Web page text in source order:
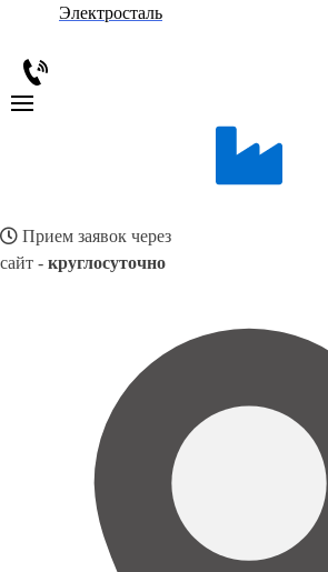
Электросталь
Прием заявок через
сайт - круглосуточно